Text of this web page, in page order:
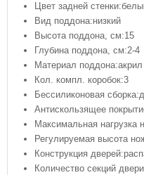
Цвет задней
Вид поддона:низкий
Высота поддона, см:15
Глубина поддона, см:2-4
Материал поддона:акрил
Кол. компл. коробок:3
Бессиликоновая
Антискользящее
Максимальная нагрузка
Регулируемая высота
Конструкция
Количество секций